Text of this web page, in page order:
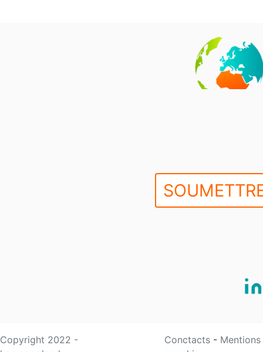
Copyright 2022 -
Conctacts -